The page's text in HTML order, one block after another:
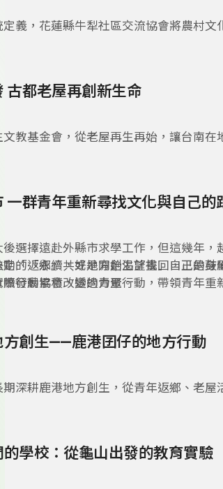
義，花蓮縣牛犁社區交流協會將農村文
古都老屋再創新生命
教基金會，從老屋再生再始，讓台南在
一群青年重新尋找文化與自己的
選擇遠赴外縣市求學工作，但這幾年，
「返鄉」，或是開始渴望找回自己的身
的「永續共好地方創生計畫」，正是鼓
行動累積改變的力量。
發展協會，透過青聚行動，帶領青年重
方創生——鹿港囝仔的地方行動
深耕鹿港地方創生，從青年返鄉、老屋
在「青聚點」相關計畫中，透過實際走讀
。
的學校：從龜山出發的教育實驗